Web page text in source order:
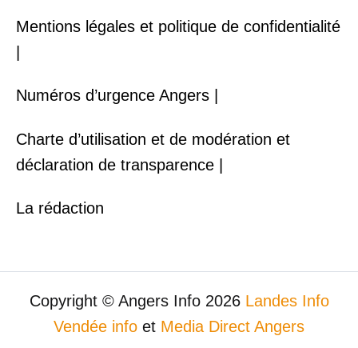
Mentions légales et politique de confidentialité
Numéros d’urgence Angers |
Charte d’utilisation et de modération et
déclaration de transparence |
La rédaction
Copyright © Angers Info 2026 Landes Info
Vendée info et Media Direct Angers